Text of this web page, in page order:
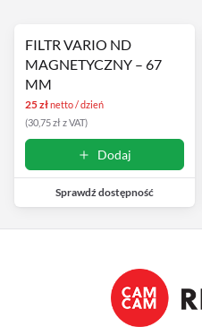
FILTR VARIO ND
MAGNETYCZNY – 67
MM
25złnetto / dzień
(30,75złz VAT)
Dodaj
Sprawdź dostępność
Mały dyżur
Akcesoria
Usługi